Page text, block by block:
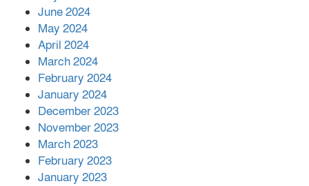
June 2024
May 2024
April 2024
March 2024
February 2024
January 2024
December 2023
November 2023
March 2023
February 2023
January 2023